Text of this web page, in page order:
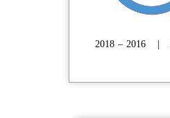
|
2016 – 2018